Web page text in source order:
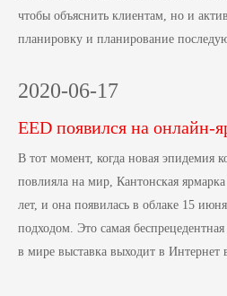
чтобы объяснить клиентам, но и
планировку и планирование
2020-06-17
В тот момент, когда новая эпидемия
повлияла на мир, Кантонская
лет, и она появилась в облаке 15
подходом. Это самая
в мире выставка выходит в Интернет